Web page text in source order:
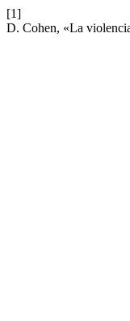
[1]
D. Cohen, «La